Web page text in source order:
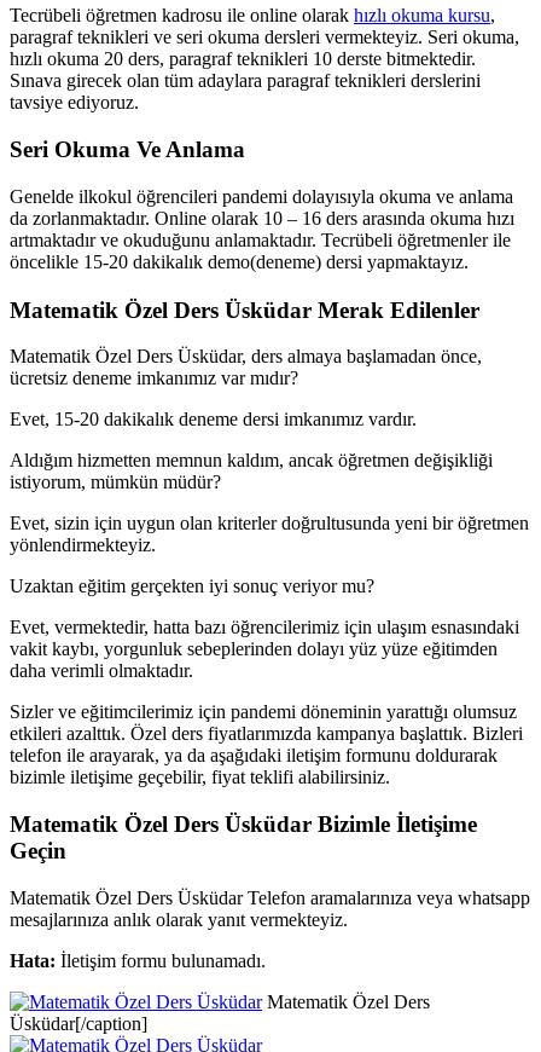
Tecrübeli öğretmen kadrosu ile online olarak hızlı okuma kursu,
paragraf teknikleri ve seri okuma dersleri vermekteyiz. Seri okuma,
hızlı okuma 20 ders, paragraf teknikleri 10 derste bitmektedir.
Sınava girecek olan tüm adaylara paragraf teknikleri derslerini
tavsiye ediyoruz.
Seri Okuma Ve Anlama
Genelde ilkokul öğrencileri pandemi dolayısıyla okuma ve anlama
da zorlanmaktadır. Online olarak 10 – 16 ders arasında okuma hızı
artmaktadır ve okuduğunu anlamaktadır. Tecrübeli öğretmenler ile
öncelikle 15-20 dakikalık demo(deneme) dersi yapmaktayız.
Matematik Özel Ders Üsküdar Merak Edilenler
Matematik Özel Ders Üsküdar, ders almaya başlamadan önce,
ücretsiz deneme imkanımız var mıdır?
Evet, 15-20 dakikalık deneme dersi imkanımız vardır.
Aldığım hizmetten memnun kaldım, ancak öğretmen değişikliği
istiyorum, mümkün müdür?
Evet, sizin için uygun olan kriterler doğrultusunda yeni bir öğretmen
yönlendirmekteyiz.
Uzaktan eğitim gerçekten iyi sonuç veriyor mu?
Evet, vermektedir, hatta bazı öğrencilerimiz için ulaşım esnasındaki
vakit kaybı, yorgunluk sebeplerinden dolayı yüz yüze eğitimden
daha verimli olmaktadır.
Sizler ve eğitimcilerimiz için pandemi döneminin yarattığı olumsuz
etkileri azalttık. Özel ders fiyatlarımızda kampanya başlattık. Bizleri
telefon ile arayarak, ya da aşağıdaki iletişim formunu doldurarak
bizimle iletişime geçebilir, fiyat teklifi alabilirsiniz.
Matematik Özel Ders Üsküdar Bizimle İletişime
Geçin
Matematik Özel Ders Üsküdar Telefon aramalarınıza veya whatsapp
mesajlarınıza anlık olarak yanıt vermekteyiz.
Hata: İletişim formu bulunamadı.
Matematik Özel Ders
Üsküdar[/caption]